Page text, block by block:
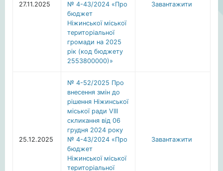
27.11.2025
№ 4-43/2024 «Про
бюджет
Ніжинської міської
територіальної
громади на 2025
рік (код бюджету
2553800000)»
Завантажити
25.12.2025
№ 4-52/2025 Про
внесення змін до
рішення Ніжинської
міської ради VІІІ
скликання від 06
грудня 2024 року
№ 4-43/2024 «Про
бюджет
Ніжинської міської
територіальної
Завантажити